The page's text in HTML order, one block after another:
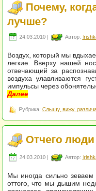
Почему,
лучше?
24.03.2010 | Автор:
Воздух, который мы
легкие. Вверху нашей
отвечающий за
воздуха улавливаются
импульсы через
Далее
Рубрика: Слышу, вижу,
Отчего
24.03.2010 | Автор:
Мы иногда сильно
оттого, что мы дышим